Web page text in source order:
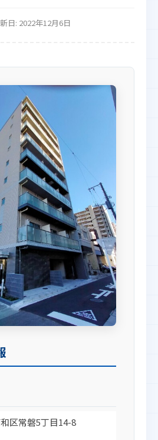
日: 2022年12月6日
区常磐5丁目14-8